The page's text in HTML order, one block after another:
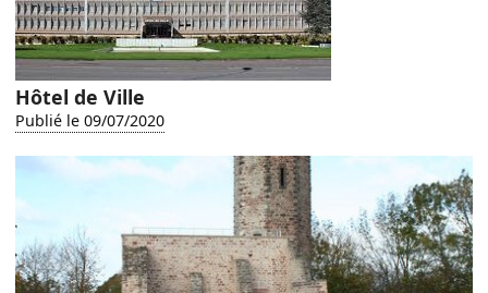
Hôtel de Ville
Publié le 09/07/2020